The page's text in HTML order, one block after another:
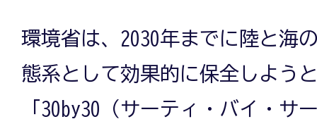
環境省は、2030年までに陸と海
態系として効果的に保全しよう
「30by30（サーティ・バイ・サ